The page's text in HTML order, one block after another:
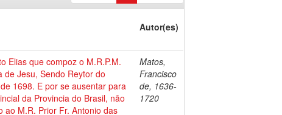
Autor(es)
Elias que compoz o M.R.P.M.
de Jesu, Sendo Reytor do
1698. E por se ausentar para
da Provincia do Brasil, não
ao M.R. Prior Fr. Antonio das
Matos,
Francisco
de, 1636-
1720